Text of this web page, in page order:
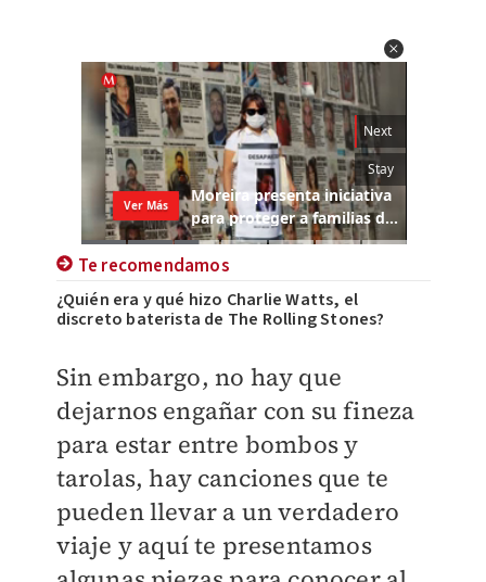
Te recomendamos
¿Quién era y qué hizo Charlie Watts, el
discreto baterista de The Rolling Stones?
Sin embargo, no hay que
dejarnos engañar con su fineza
para estar entre bombos y
tarolas, hay canciones que te
pueden llevar a un verdadero
viaje y aquí te presentamos